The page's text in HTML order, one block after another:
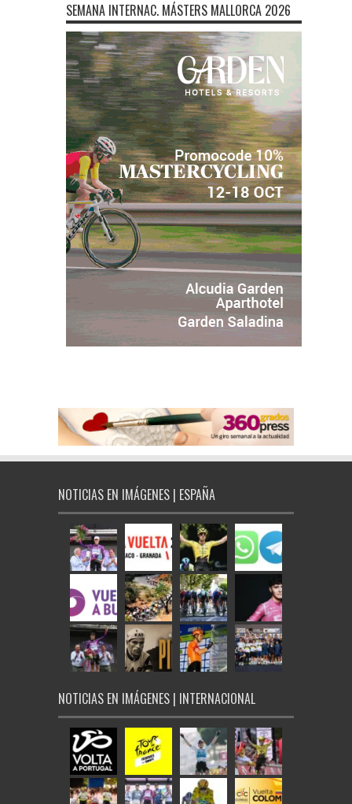
SEMANA INTERNAC. MÁSTERS MALLORCA 2026
NOTICIAS EN IMÁGENES | ESPAÑA
NOTICIAS EN IMÁGENES | INTERNACIONAL